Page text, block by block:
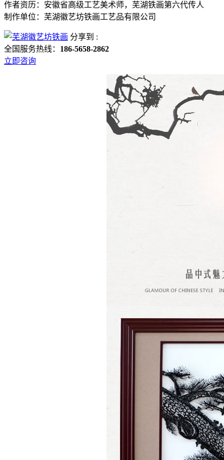
作者资历：安徽省高级工艺美术师，芜湖铁画第六代传人
制作单位：芜湖徽艺坊铁画工艺品有限公司
分享到 :
全国服务热线： 186-5658-2862
立即咨询